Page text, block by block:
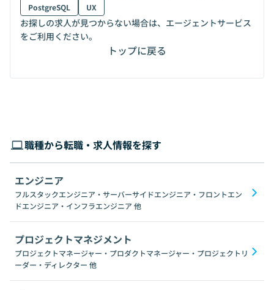
PostgreSQL
UX
お探しの求人が見つからない場合は、エージェントサービス
をご利用ください。
トップに戻る
職種から転職・求人情報を探す
エンジニア
フルスタックエンジニア・サーバーサイドエンジニア・フロントエン
ドエンジニア・インフラエンジニア 他
プロジェクトマネジメント
プロジェクトマネージャー・プロダクトマネージャー・プロジェクトリ
ーダー・ディレクター 他